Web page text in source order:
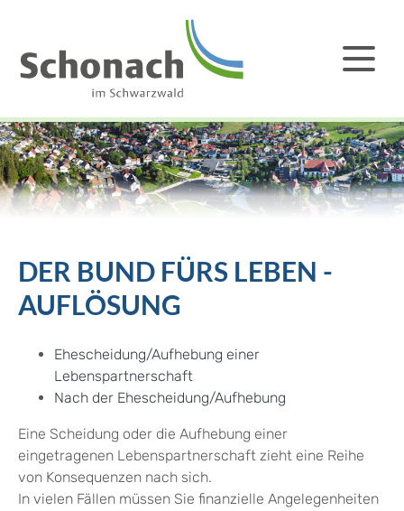
DER BUND FÜRS LEBEN -
AUFLÖSUNG
Ehescheidung/Aufhebung einer
Lebenspartnerschaft
Nach der Ehescheidung/Aufhebung
Eine Scheidung oder die Aufhebung einer
eingetragenen Lebenspartnerschaft zieht eine Reihe
von Konsequenzen nach sich.
In vielen Fällen müssen Sie finanzielle Angelegenheiten